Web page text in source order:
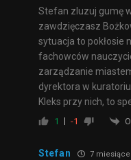
Stefan zluzuj gumę
zawdzięczasz
sytuacja to pokłosie
fachowców
zarządzanie
dyrektora w
Kleks przy nich, to
1 -1
Stefan 7